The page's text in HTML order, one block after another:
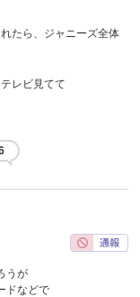
たら、ジャニーズ全体
レビ見てて
うが
ドなどで